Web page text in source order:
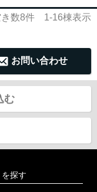
数8件 1-16棟表示
お問い合わせ
む
探す